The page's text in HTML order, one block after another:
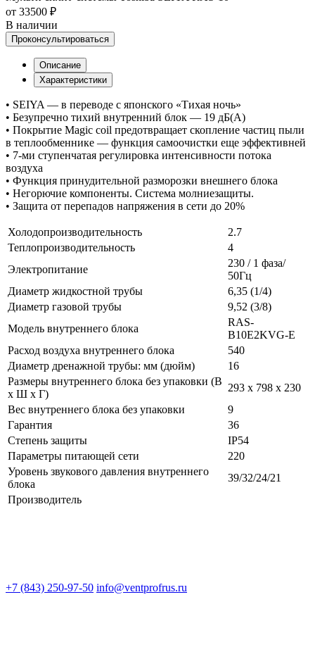
от 33500 ₽
В наличии
Проконсультироваться
Описание
Характеристики
• SEIYA — в переводе с японского «Тихая ночь»
• Безупречно тихий внутренний блок — 19 дБ(А)
• Покрытие Magic coil предотвращает скопление частиц пыли
в теплообменнике — функция самоочистки еще эффективней
• 7-ми ступенчатая регулировка интенсивности потока
воздуха
• Функция принудительной разморозки внешнего блока
• Негорючие компоненты. Система молниезащиты.
• Защита от перепадов напряжения в сети до 20%
Холодопроизводительность
2.7
Теплопроизводительность
4
Электропитание
230 / 1 фаза/
50Гц
Диаметр жидкостной трубы
6,35 (1/4)
Диаметр газовой трубы
9,52 (3/8)
Модель внутреннего блока
RAS-
B10E2KVG-E
Расход воздуха внутреннего блока
540
Диаметр дренажной трубы: мм (дюйм)
16
Размеры внутреннего блока без упаковки (В
х Ш х Г)
293 x 798 x 230
Вес внутреннего блока без упаковки
9
Гарантия
36
Степень защиты
IP54
Параметры питающей сети
220
Уровень звукового давления внутреннего
блока
39/32/24/21
Производитель
+7 (843) 250-97-50 info@ventprofrus.ru